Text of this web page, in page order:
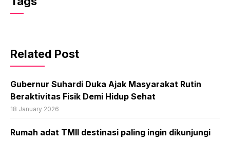
Related Post
Gubernur Suhardi Duka Ajak Masyarakat Rutin
Beraktivitas Fisik Demi Hidup Sehat
18 January 2026
Rumah adat TMII destinasi paling ingin dikunjungi